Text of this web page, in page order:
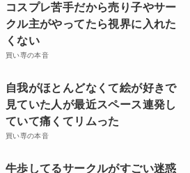
コスプレ苦手だから売り子やサー
クル主がやってたら視界に入れた
くない
買い専の本音
自我がほとんどなくて絵が好きで
見ていた人が最近スペース連発し
ていて痛くてリムった
買い専の本音
牛歩してるサークルがすごい迷惑